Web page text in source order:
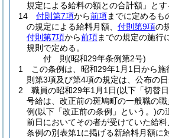
規定による給料の額との合計額」とす
14
付則第7項から前項までに定めるも
の規定による給料月額、 付則第9項の
付則第7項から前項までの規定の施行
規則で定める。
付 則(昭和29年条例第2号)
1
この条例は、昭和29年1月1日から施
則第3項及び第4項の規定は、公布の日
2
職員の昭和29年1月1日(以下「切替
号給は、改正前の斑鳩町の一般職の
例(以下「改正前の条例」という。)の
前日においてその者が受けていた給
条例の別表第1に掲げる新給料月額に